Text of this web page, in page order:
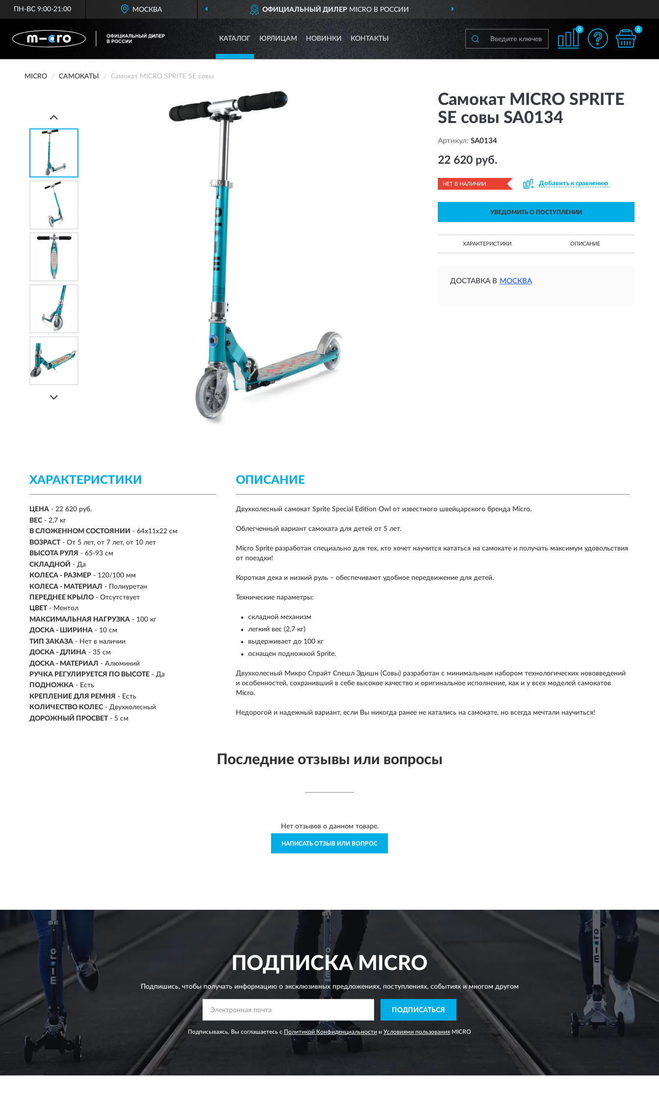
ПН-ВС 9:00-21:00 МОСКВА ОФИЦИАЛЬНЫЙ ДИЛЕР MICRO В РОССИИ
КАТАЛОГ ЮРЛИЦАМ НОВИНКИ КОНТАКТЫ
0 0
MICRO САМОКАТЫ Самокат MICRO SPRITE SE совы
Самокат MICRO SPRITE
SE совы SA0134
Артикул: SA0134
22 620 руб.
НЕТ В НАЛИЧИИ Добавить к сравнению
УВЕДОМИТЬ О ПОСТУПЛЕНИИ
ХАРАКТЕРИСТИКИ ОПИСАНИЕ
ДОСТАВКА В МОСКВА
ХАРАКТЕРИСТИКИ
ЦЕНА - 22 620 руб.
ВЕС - 2,7 кг
В СЛОЖЕННОМ СОСТОЯНИИ - 64x11x22 см
ВОЗРАСТ - От 5 лет, от 7 лет, от 10 лет
ВЫСОТА РУЛЯ - 65-93 см
СКЛАДНОЙ - Да
КОЛЕСА - РАЗМЕР - 120/100 мм
КОЛЕСА - МАТЕРИАЛ - Полиуретан
ПЕРЕДНЕЕ КРЫЛО - Отсутствует
ЦВЕТ - Ментол
МАКСИМАЛЬНАЯ НАГРУЗКА - 100 кг
ДОСКА - ШИРИНА - 10 см
ТИП ЗАКАЗА - Нет в наличии
ДОСКА - ДЛИНА - 35 см
ДОСКА - МАТЕРИАЛ - Алюминий
РУЧКА РЕГУЛИРУЕТСЯ ПО ВЫСОТЕ - Да
ПОДНОЖКА - Есть
КРЕПЛЕНИЕ ДЛЯ РЕМНЯ - Есть
КОЛИЧЕСТВО КОЛЕС - Двухколесный
ДОРОЖНЫЙ ПРОСВЕТ - 5 см
ОПИСАНИЕ
Двухколесныйсамокат Sprite Special Edition Owl от известного швейцарского бренда Micro.
Облегченный вариант самоката для детей от 5 лет.
Micro Sprite разработан специально для тех, кто хочет научится кататься на самокате и получать максимум удовольствия
от поездки!
Короткая дека и низкий руль – обеспечивают удобное передвижение для детей.
Технические параметры:
складной механизм
легкий вес (2,7 кг)
выдерживает до 100 кг
оснащен подножкой Sprite.
Двухколесный Микро Спрайт Спешл Эдишн (Совы) разработан с минимальным набором технологических нововведений
и особенностей, сохранивший в себе высокое качество и оригинальное исполнение, как и у всех моделей самокатов
Мicro.
Недорогой и надежный вариант, если Вы никогда ранее не катались на самокате, но всегда мечтали научиться!
Последние отзывы или вопросы
Нет отзывов о данном товаре.
НАПИСАТЬ ОТЗЫВ ИЛИ ВОПРОС
ПОДПИСКАMICRO
Подпишись, чтобы получать информацию о эксклюзивных предложениях,поступлениях, событиях и многом другом
ПОДПИСАТЬСЯ
Подписываясь, Вы соглашаетесь с Политикой Конфиденциальности и Условиями пользования MICRO